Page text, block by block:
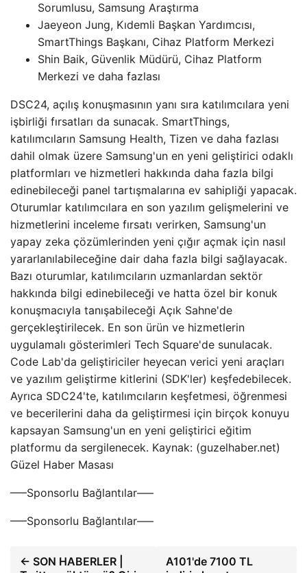
Sorumlusu, Samsung Araştırma
Jaeyeon Jung, Kıdemli Başkan Yardımcısı,
SmartThings Başkanı, Cihaz Platform Merkezi
Shin Baik, Güvenlik Müdürü, Cihaz Platform
Merkezi ve daha fazlası
DSC24, açılış konuşmasının yanı sıra katılımcılara yeni
işbirliği fırsatları da sunacak. SmartThings,
katılımcıların Samsung Health, Tizen ve daha fazlası
dahil olmak üzere Samsung'un en yeni geliştirici odaklı
platformları ve hizmetleri hakkında daha fazla bilgi
edinebileceği panel tartışmalarına ev sahipliği yapacak.
Oturumlar katılımcılara en son yazılım gelişmelerini ve
hizmetlerini inceleme fırsatı verirken, Samsung'un
yapay zeka çözümlerinden yeni çığır açmak için nasıl
yararlanılabileceğine dair daha fazla bilgi sağlayacak.
Bazı oturumlar, katılımcıların uzmanlardan sektör
hakkında bilgi edinebileceği ve hatta özel bir konuk
konuşmacıyla tanışabileceği Açık Sahne'de
gerçekleştirilecek. En son ürün ve hizmetlerin
uygulamalı gösterimleri Tech Square'de sunulacak.
Code Lab'da geliştiriciler heyecan verici yeni araçları
ve yazılım geliştirme kitlerini (SDK'ler) keşfedebilecek.
Ayrıca SDC24'te, katılımcıların keşfetmesi, öğrenmesi
ve becerilerini daha da geliştirmesi için birçok konuyu
kapsayan Samsung'un en yeni geliştirici eğitim
platformu da sergilenecek. Kaynak: (guzelhaber.net)
Güzel Haber Masası
—–Sponsorlu Bağlantılar—–
—–Sponsorlu Bağlantılar—–
← SON HABERLER |
A101'de 7100 TL